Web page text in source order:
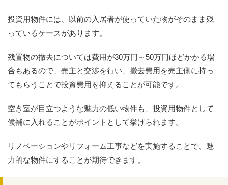
投資用物件には、以前の入居者が使っていた物がそのまま残
っているケースがあります。
残置物の撤去については費用が30万円～50万円ほどかかる場
合もあるので、売主と交渉を行い、撤去費用を売主側に持っ
てもらうことで投資費用を抑えることが可能です。
空き室が目立つような魅力の低い物件も、投資用物件として
候補に入れることがポイントとして挙げられます。
リノベーションやリフォーム工事などを実施することで、魅
力的な物件にすることが期待できます。